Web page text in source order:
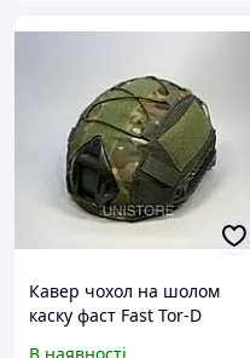
Кавер чохол на шолом
каску фаст Fast Tor-D